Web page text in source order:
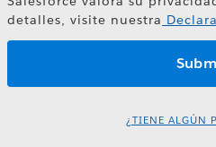
detalles, visite nuestra
¿TIENE ALGÚN